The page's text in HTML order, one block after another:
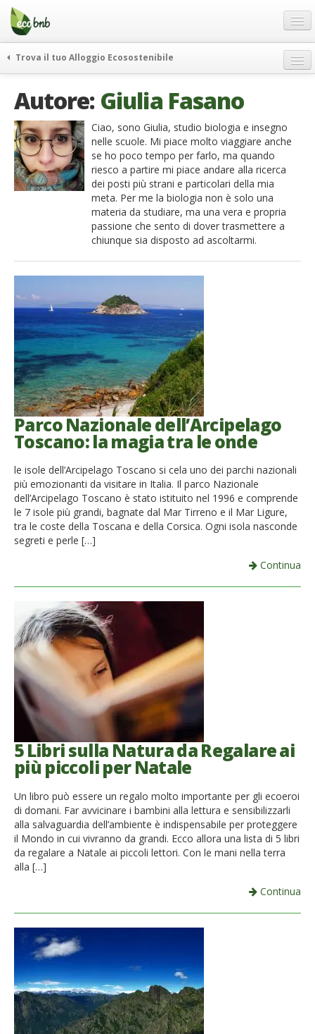
Menu
Salta
contenuto
Offerte Speciali
Regali
FAQ
Chi Siamo
Partner
English
Spanish
French
Italiano
Trova il tuo Alloggio Ecosostenibile
itinerari
curiosità
vivere e viaggiare verde
news ed eventi
ecohotel
rassegna stampa
Autore: Giulia Fasano
Ciao, sono Giulia, studio biologia e insegno
nelle scuole. Mi piace molto viaggiare anche
se ho poco tempo per farlo, ma quando
riesco a partire mi piace andare alla ricerca
dei posti più strani e particolari della mia
meta. Per me la biologia non è solo una
materia da studiare, ma una vera e propria
passione che sento di dover trasmettere a
chiunque sia disposto ad ascoltarmi.
Parco Nazionale dell’Arcipelago
Toscano: la magia tra le onde
le isole dell’Arcipelago Toscano si cela uno dei parchi nazionali
più emozionanti da visitare in Italia. Il parco Nazionale
dell’Arcipelago Toscano è stato istituito nel 1996 e comprende
le 7 isole più grandi, bagnate dal Mar Tirreno e il Mar Ligure,
tra le coste della Toscana e della Corsica. Ogni isola nasconde
segreti e perle […]
Continua
5 Libri sulla Natura da Regalare ai
più piccoli per Natale
Un libro può essere un regalo molto importante per gli ecoeroi
di domani. Far avvicinare i bambini alla lettura e sensibilizzarli
alla salvaguardia dell’ambiente è indispensabile per proteggere
il Mondo in cui vivranno da grandi. Ecco allora una lista di 5 libri
da regalare a Natale ai piccoli lettori. Con le mani nella terra
alla […]
Continua